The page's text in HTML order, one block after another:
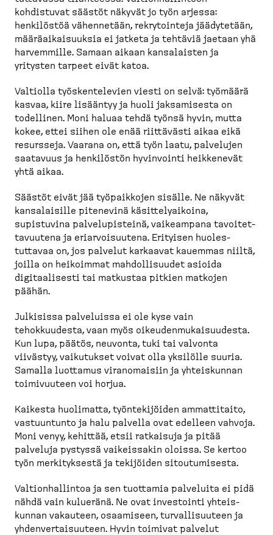
kohdistuvat säästöt näkyvät jo työn arjessa:
henkilöstöä vähennetään, rekrytointeja jäädytetään,
määräai­kai­suuksia ei jatketa ja tehtäviä jaetaan yhä
harvemmille. Samaan aikaan kansalaisten ja
yritysten tarpeet eivät katoa.
Valtiolla työsken­te­levien viesti on selvä: työmäärä
kasvaa, kiire lisääntyy ja huoli jaksamisesta on
todellinen. Moni haluaa tehdä työnsä hyvin, mutta
kokee, ettei siihen ole enää riittävästi aikaa eikä
resursseja. Vaarana on, että työn laatu, palvelujen
saatavuus ja henkilöstön hyvinvointi heikkenevät
yhtä aikaa.
Säästöt eivät jää työpaikkojen sisälle. Ne näkyvät
kansalaisille pitenevinä käsitte­ly­aikoina,
supistuvina palvelu­pisteinä, vaikeampana tavoitet­
ta­vuutena ja eriarvoi­suutena. Erityisen huoles­
tuttavaa on, jos palvelut karkaavat kauemmas niiltä,
joilla on heikoimmat mahdol­li­suudet asioida
digitaa­lisesti tai matkustaa pitkien matkojen
päähän.
Julkisissa palveluissa ei ole kyse vain
tehokkuudesta, vaan myös oikeuden­mu­kai­suudesta.
Kun lupa, päätös, neuvonta, tuki tai valvonta
viivästyy, vaikutukset voivat olla yksilölle suuria.
Samalla luottamus viranomaisiin ja yhteis­kunnan
toimivuuteen voi horjua.
Kaikesta huolimatta, työnte­ki­jöiden ammattitaito,
vastuuntunto ja halu palvella ovat edelleen vahvoja.
Moni venyy, kehittää, etsii ratkaisuja ja pitää
palveluja pystyssä vaikeissakin oloissa. Se kertoo
työn merkityksestä ja tekijöiden sitoutu­misesta.
Valtion­hal­lintoa ja sen tuottamia palveluita ei pidä
nähdä vain kulueränä. Ne ovat investointi yhteis­
kunnan vakauteen, osaamiseen, turval­li­suuteen ja
yhdenver­tai­suuteen. Hyvin toimivat palvelut